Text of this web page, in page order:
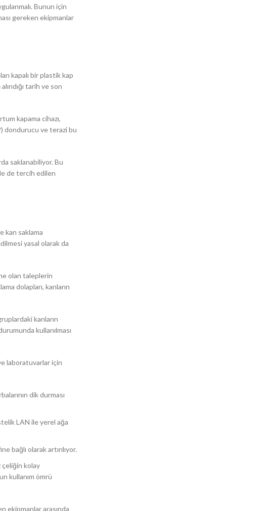
Bunun için
gereken ekipmanlar
kapalı bir plastik kap
tarih ve son
kapama cihazı,
dondurucu ve terazi bu
saklanabiliyor. Bu
de tercih edilen
kan saklama
yasal olarak da
olan taleplerin
dolapları, kanların
kanların
kullanılması
laboratuvarlar için
dik durması
LAN ile yerel ağa
bağlı olarak artırılıyor.
çeliğin kolay
kullanım ömrü
ekipmanlar arasında